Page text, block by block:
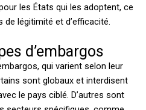
les États qui les adoptent, ce
légitimité et d’efficacité.
d’embargos
qui varient selon leur
sont globaux et interdisent
le pays ciblé. D’autres sont